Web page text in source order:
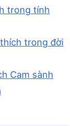
trong tính
trong đời
Cam sành